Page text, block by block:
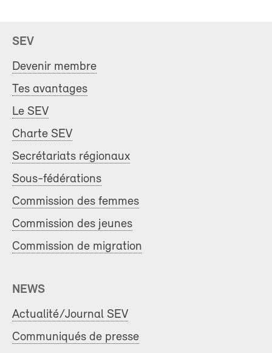
SEV
Devenir membre
Tes avantages
Le SEV
Charte SEV
Secrétariats régionaux
Sous-fédérations
Commission des femmes
Commission des jeunes
Commission de migration
NEWS
Actualité/Journal SEV
Communiqués de presse